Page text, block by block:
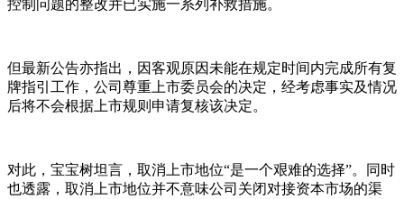
控制问题的整改并已实施一系列补救措施。
但最新公告亦指出，因客观原因未能在规定时间内完成所有复
牌指引工作，公司尊重上市委员会的决定，经考虑事实及情况
后将不会根据上市规则申请复核该决定。
对此，宝宝树坦言，取消上市地位“是一个艰难的选择”。同时
也透露，取消上市地位并不意味公司关闭对接资本市场的渠